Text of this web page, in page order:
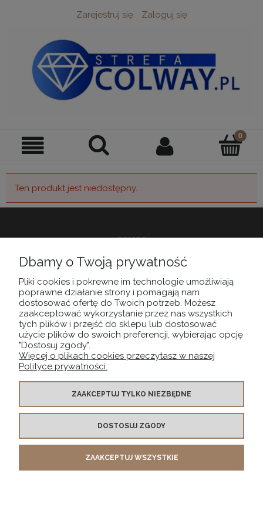
Zarejestruj się Zaloguj się
Ten produkt jest niedostępny.
POMOC
PŁATNOŚCI I DOSTAWA
INFORMACJE
POKAŻ PEŁNĄ WERSJĘ STRONY
Dbamy o Twoją prywatność
Pliki cookies i pokrewne im technologie umożliwiają
poprawne działanie strony i pomagają nam
dostosować ofertę do Twoich potrzeb. Możesz
zaakceptować wykorzystanie przez nas wszystkich
tych plików i przejść do sklepu lub dostosować
użycie plików do swoich preferencji, wybierając opcję
"Dostosuj zgody".
Więcej o plikach cookies przeczytasz w naszej
Polityce prywatności.
ZAAKCEPTUJ TYLKO NIEZBĘDNE
DOSTOSUJ ZGODY
ZAAKCEPTUJ WSZYSTKIE